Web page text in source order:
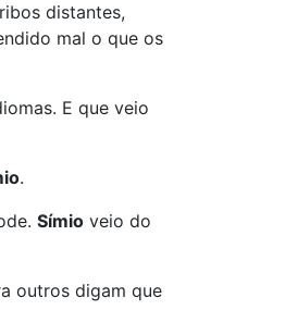
distantes,
mal o que os
E que veio
.
Símio veio do
outros digam que